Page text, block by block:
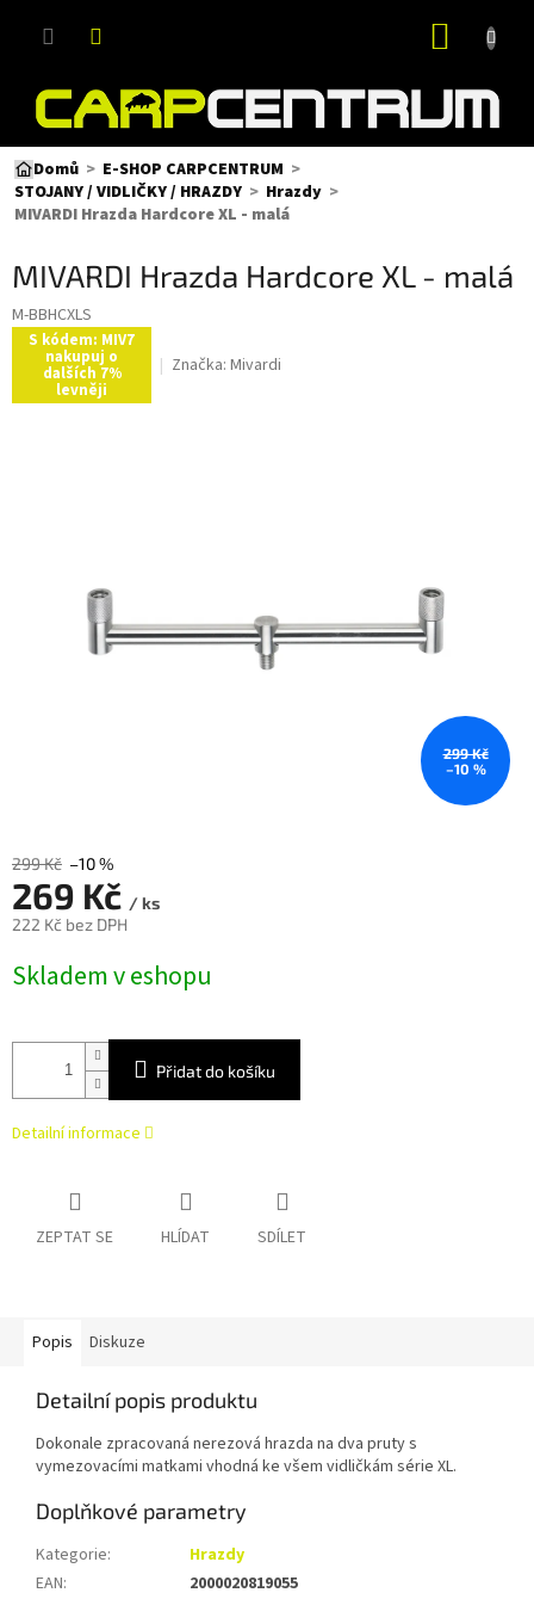
Domů
E-SHOP CARPCENTRUM
STOJANY / VIDLIČKY / HRAZDY
Hrazdy
MIVARDI Hrazda Hardcore XL - malá
MIVARDI Hrazda Hardcore XL - malá
M-BBHCXLS
S kódem: MIV7
nakupuj o
dalších 7%
levněji
Značka: Mivardi
299 Kč
–10 %
299 Kč –10 %
269 Kč / ks
222 Kč bez DPH
cena:
Skladem v eshopu
Přidat do košíku
Detailní informace
ZEPTAT SE HLÍDAT SDÍLET
Popis Diskuze
Detailní popis produktu
Dokonale zpracovaná nerezová hrazda na dva pruty s
vymezovacími matkami vhodná ke všem vidličkám série XL.
Doplňkové parametry
Kategorie:
Hrazdy
EAN:
2000020819055